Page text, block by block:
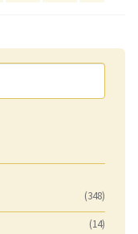
(348)
(14)